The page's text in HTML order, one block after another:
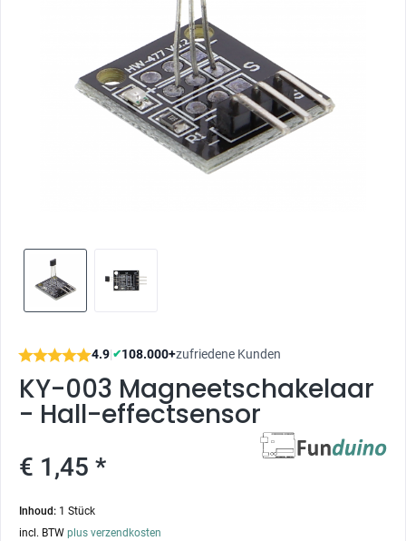
4.9|✔108.000+zufriedene Kunden
KY-003 Magneetschakelaar
- Hall-effectsensor
€ 1,45 *
Inhoud: 1 Stück
incl. BTW plus verzendkosten